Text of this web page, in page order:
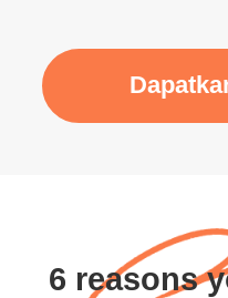
6 reasons